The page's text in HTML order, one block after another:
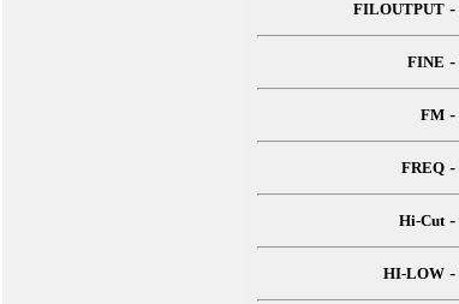
FILOUTPUT -
FINE -
FM -
FREQ -
Hi-Cut -
HI-LOW -